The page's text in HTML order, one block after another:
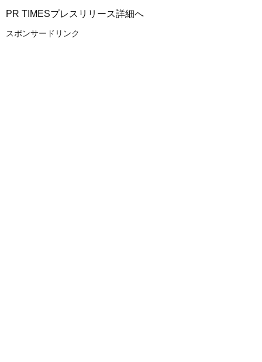
PR TIMESプレスリリース詳細へ
スポンサードリンク